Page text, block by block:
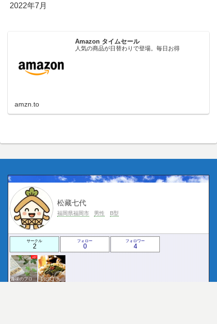
2022年7月
Amazon タイムセール
人気の商品が日替わりで登場。毎日お得
amzn.to
松藏七代
福岡県福岡市 男性 B型
サークル
2
フォロー
0
フォロワー
4
趣味のブログを楽しむ会 【公式】九州・沖縄サークル